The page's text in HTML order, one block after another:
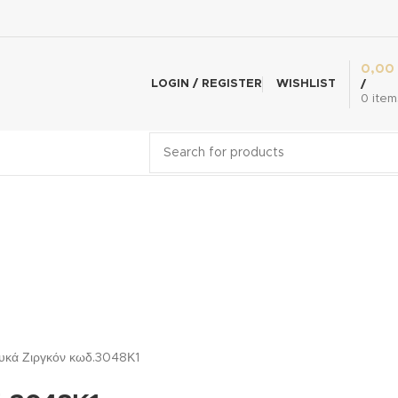
LOGIN / REGISTER
WISHLIST
0
/
0,00
Ζιργκόν κωδ.3048Κ1